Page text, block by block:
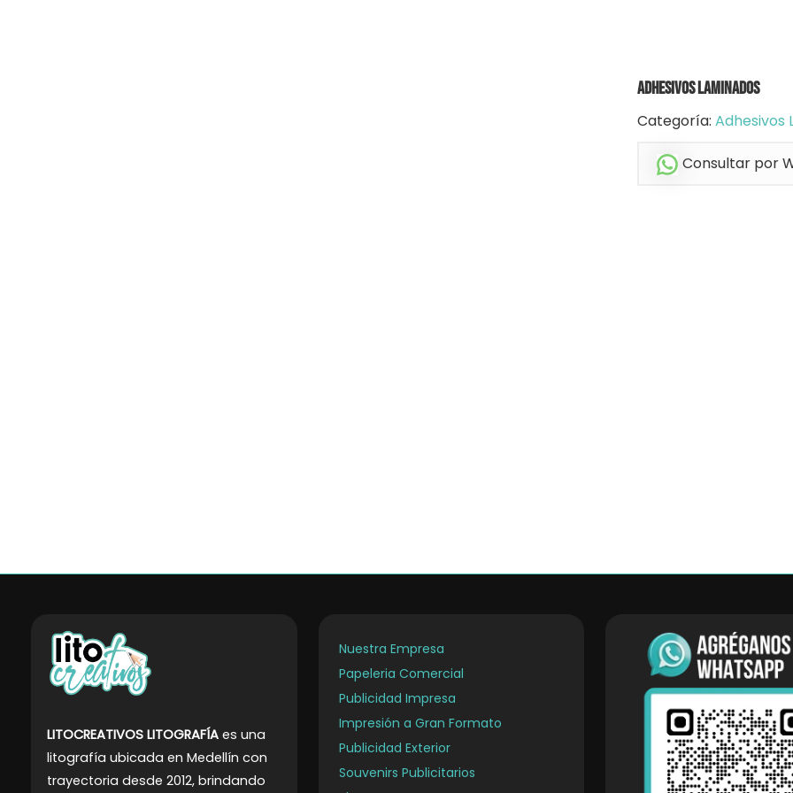
Adhesivos Laminados
Categoría: Adhesivos
Consultar por
LITOCREATIVOS LITOGRAFÍA es una
litografía ubicada en Medellín con
trayectoria desde 2012, brindando
Nuestra Empresa
Papeleria Comercial
Publicidad Impresa
Impresión a Gran Formato
Publicidad Exterior
Souvenirs Publicitarios